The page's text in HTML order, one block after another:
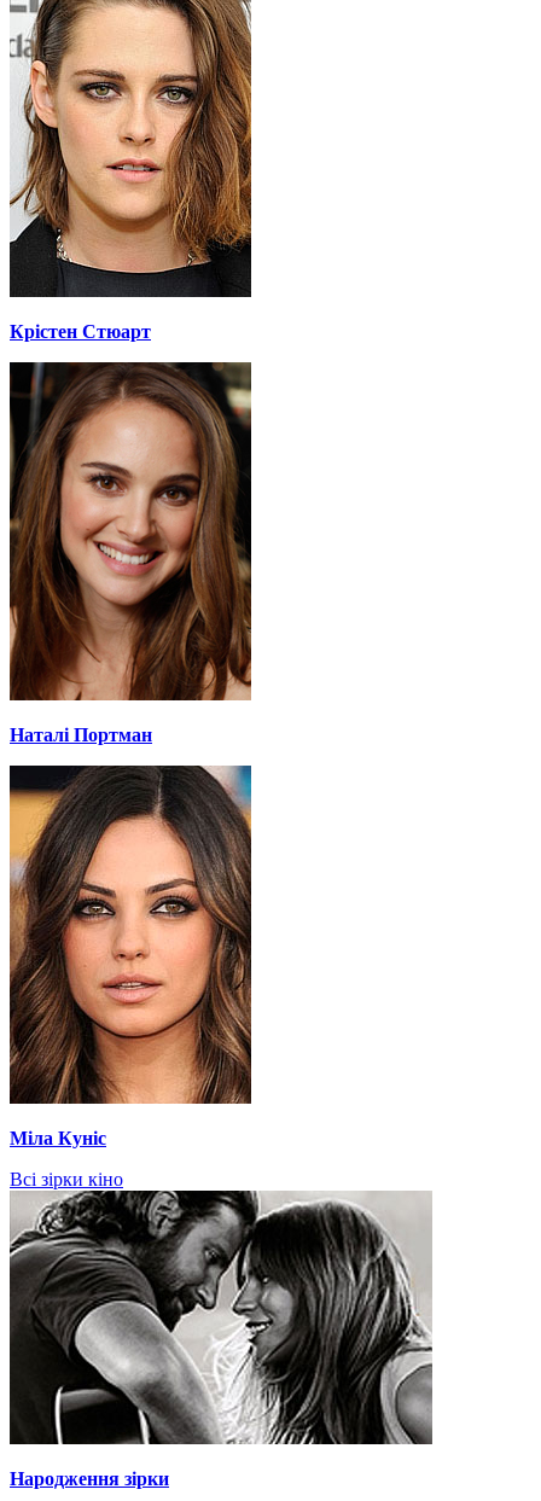
Крістен Стюарт
Наталі Портман
Міла Куніс
Всі зірки кіно
Народження зірки